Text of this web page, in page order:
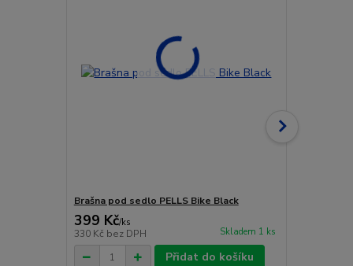
Brašna pod sedlo PELLS Bike Black
399 Kč/ks
330 Kč bez DPH Skladem 1 ks
Přidat do košíku